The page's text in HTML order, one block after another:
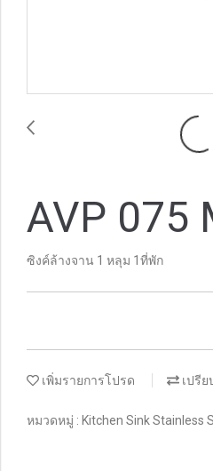
AVP 075
ซิงค์ล้างจาน 1 หลุม 1ที่พัก
เพิ่มรายการโปรด เปรีย
หมวดหมู่ : Kitchen Sink Stainless